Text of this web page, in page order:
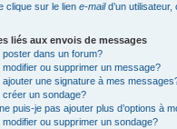
clique sur le lien e-maild’un
liés aux envois de messages
poster dans un forum?
modifier ou supprimer un message?
ajouter une signature à mes
créer un sondage?
puis-je pas ajouter plus d’options à
modifier ou supprimer un sondage?